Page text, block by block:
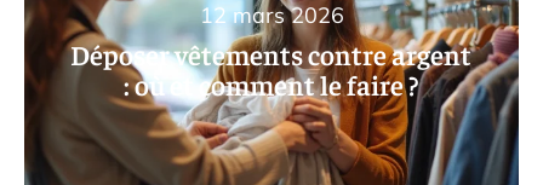
Déposer vêtements contre argent
: où et comment le faire ?
12 mars 2026